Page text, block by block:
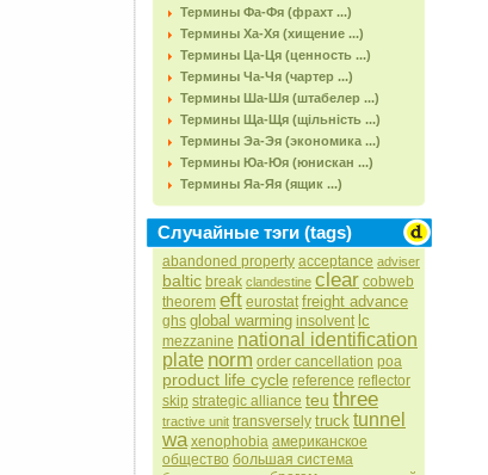
Термины Фа-Фя (фрахт ...)
Термины Ха-Хя (хищение ...)
Термины Ца-Ця (ценность ...)
Термины Ча-Чя (чартер ...)
Термины Ша-Шя (штабелер ...)
Термины Ща-Щя (щільність ...)
Термины Эа-Эя (экономика ...)
Термины Юа-Юя (юнискан ...)
Термины Яа-Яя (ящик ...)
Случайные тэги (tags)
abandoned property acceptance adviser
baltic break clandestine clear cobweb
theorem eft eurostat freight advance
ghs global warming insolvent lc
mezzanine national identification
plate norm order cancellation poa
product life cycle reference reflector
skip strategic alliance teu three
tractive unit transversely truck tunnel
wa xenophobia американское
общество большая система